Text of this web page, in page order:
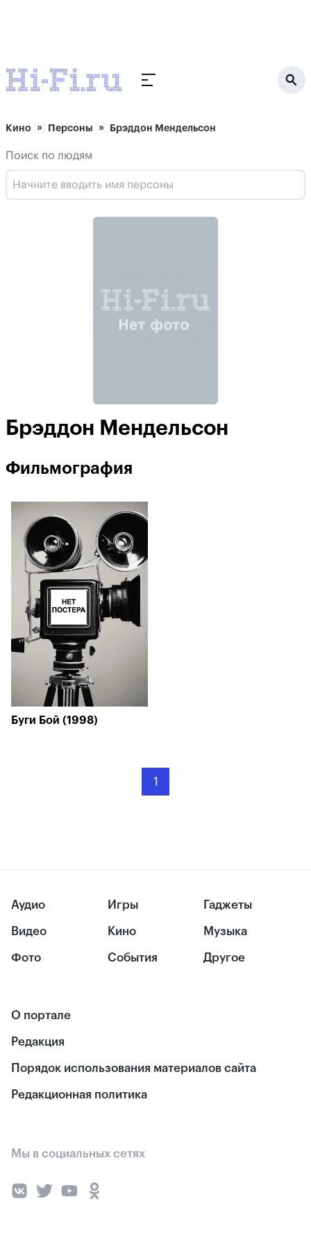
Кино Персоны Брэддон Мендельсон
Поиск по людям
Брэддон Мендельсон
Фильмография
Буги Бой (1998)
1
Аудио
Видео
Фото
Игры
Кино
События
Гаджеты
Музыка
Другое
О портале
Редакция
Порядок использования материалов сайта
Редакционная политика
Мы в социальных сетях